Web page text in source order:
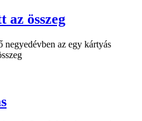
az összeg
az egy kártyás